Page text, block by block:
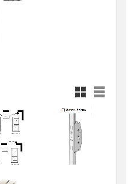
Rutnätsvy
Listvy